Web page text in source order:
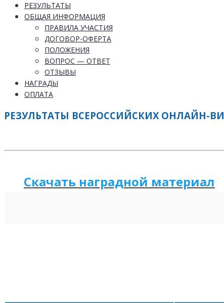
РЕЗУЛЬТАТЫ
ОБЩАЯ ИНФОРМАЦИЯ
ПРАВИЛА УЧАСТИЯ
ДОГОВОР-ОФЕРТА
ПОЛОЖЕНИЯ
ВОПРОС — ОТВЕТ
ОТЗЫВЫ
НАГРАДЫ
ОПЛАТА
РЕЗУЛЬТАТЫ ВСЕРОССИЙСКИХ ОНЛАЙН-
Скачать наградной материал